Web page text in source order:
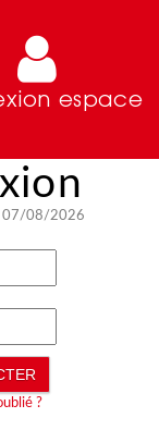
espace
07/08/2026
?